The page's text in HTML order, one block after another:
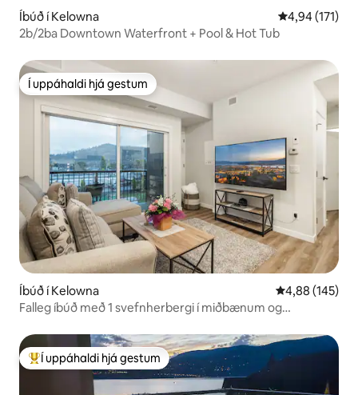
Íbúð í Kelowna 4,94 af 5 í
4,94 (171)
2b/2ba Downtown Waterfront + Pool & Hot Tub
Í uppáhaldi hjá gestum
Í uppáhaldi hjá gestum
Íbúð í Kelowna 4,88 af 5 í
4,88 (145)
Falleg íbúð með 1 svefnherbergi í miðbænum og
Í mestu uppáhaldi hjá gestum
Í uppáhaldi hjá gestum